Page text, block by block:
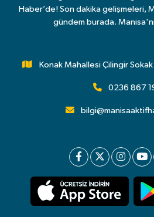
Haber’de! Son dakika gelişmeleri,
gündem burada.
Konak Mahallesi Çilingir
0236 867